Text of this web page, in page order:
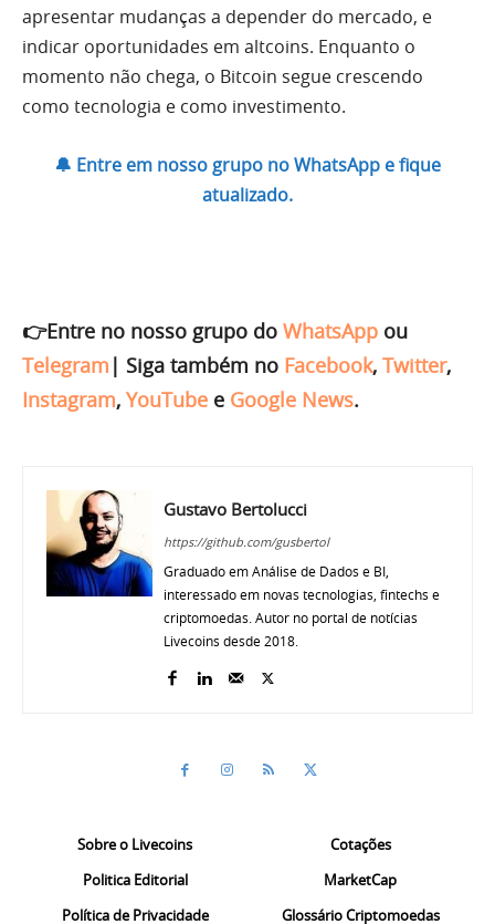
apresentar mudanças a depender do mercado, e
indicar oportunidades em altcoins. Enquanto o
momento não chega, o Bitcoin segue crescendo
como tecnologia e como investimento.
🔔 Entre em nosso grupo no WhatsApp e fique
atualizado.
👉Entre no nosso grupo do WhatsApp ou
Telegram | Siga também no Facebook, Twitter,
Instagram, YouTube e Google News.
Gustavo Bertolucci
https://github.com/gusbertol
Graduado em Análise de Dados e BI,
interessado em novas tecnologias, fintechs e
criptomoedas. Autor no portal de notícias
Livecoins desde 2018.
Sobre o Livecoins
Politica Editorial
Política de Privacidade
Cotações
MarketCap
Glossário Criptomoedas